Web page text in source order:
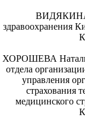
ВИДЯКИНА
здравоохранения
ХОРОШЕВА Наталья
отдела
управления
страхования
медицинского